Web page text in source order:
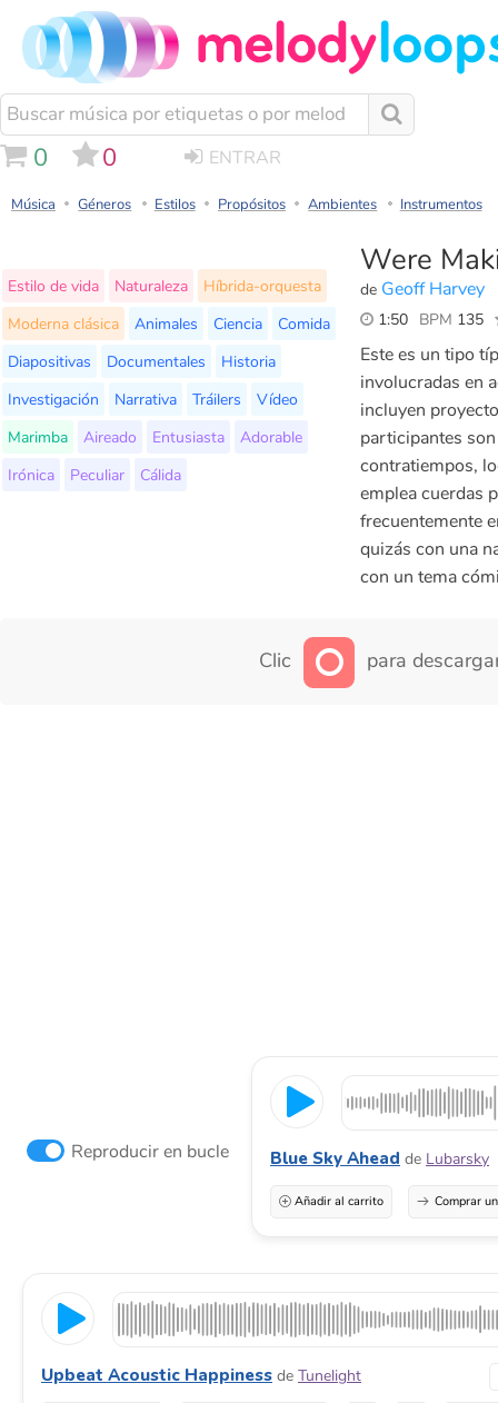
0 0 ENTRAR
Música Géneros Estilos Propósitos Ambientes Instrumentos
Were
de Geoff Harvey
1:50 BPM 135
Estilo de vida Naturaleza
Híbrida-orquesta
Moderna clásica
Animales Ciencia
Comida
Diapositivas
Documentales
Historia
Investigación
Narrativa Tráilers
Vídeo
Marimba
Aireado Entusiasta
Adorable
Irónica
Peculiar Cálida
Este es un tipo
involucradas en
incluyen
participantes
contratiempos,
emplea cuerdas
frecuentemente
quizás con una
con un tema
Clic para
Reproducir en bucle Blue Sky Ahead de Lubarsky
Añadir al carrito Comprar
Upbeat Acoustic Happiness de Tunelight